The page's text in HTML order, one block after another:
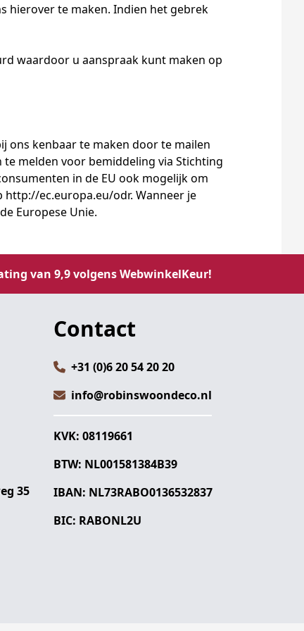
hierover te maken. Indien het gebrek
waardoor u aanspraak kunt maken op
ons kenbaar te maken door te mailen
melden voor bemiddeling via Stichting
in de EU ook mogelijk om
http://ec.europa.eu/odr. Wanneer je
Europese Unie.
van 9,9 volgens WebwinkelKeur!
35
Contact
+31 (0)6 20 54 20 20
info@robinswoondeco.nl
KVK: 08119661
BTW: NL001581384B39
IBAN: NL73RABO0136532837
BIC: RABONL2U